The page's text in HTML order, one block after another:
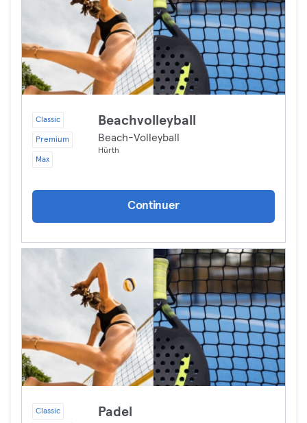
Classic
Premium
Max
Beachvolleyball
Beach-Volleyball
Hürth
Continuer
Classic Padel